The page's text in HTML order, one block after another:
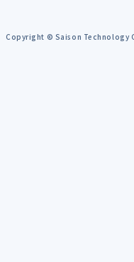
Copyright © Saison Technology